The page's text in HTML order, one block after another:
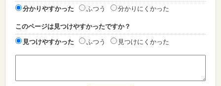
分かりやすかった ふつう 分かりにくかった
このページは見つけやすかったですか？
見つけやすかった ふつう 見つけにくかった